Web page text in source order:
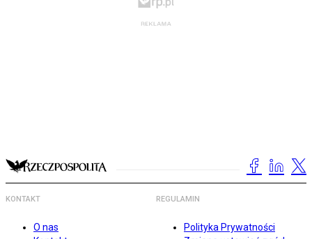
KONTAKT
O nas
REGULAMIN
Polityka Prywatności